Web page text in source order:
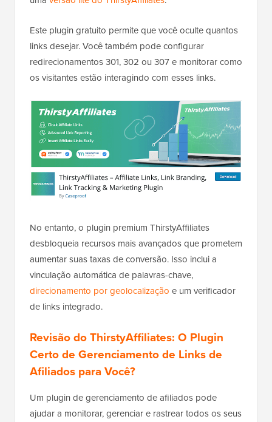
Este plugin gratuito permite que você oculte quantos
links desejar. Você também pode configurar
redirecionamentos 301, 302 ou 307 e monitorar como
os visitantes estão interagindo com esses links.
No entanto, o plugin premium ThirstyAffiliates
desbloqueia recursos mais avançados que prometem
aumentar suas taxas de conversão. Isso inclui a
vinculação automática de palavras-chave,
direcionamento por geolocalização e um verificador
de links integrado.
Revisão do ThirstyAffiliates: O Plugin
Certo de Gerenciamento de Links de
Afiliados para Você?
Um plugin de gerenciamento de afiliados pode
ajudar a monitorar, gerenciar e rastrear todos os seus